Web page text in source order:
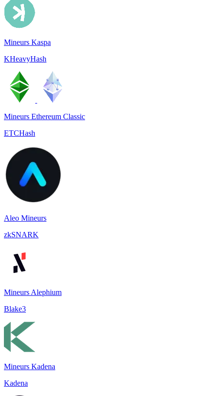
Mineurs Kaspa
KHeavyHash
Mineurs Ethereum Classic
ETCHash
Aleo Mineurs
zkSNARK
Mineurs Alephium
Blake3
Mineurs Kadena
Kadena